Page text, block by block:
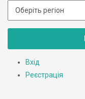
Вхід
Реєстрація